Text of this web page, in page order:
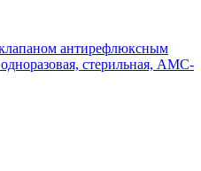
антирефлюксным
стерильная, АМС-